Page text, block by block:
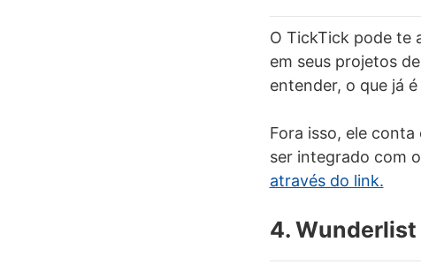
O TickTick pode te
em seus projetos
entender, o que já
Fora isso, ele
ser integrado com
através do link.
4. Wunderlist